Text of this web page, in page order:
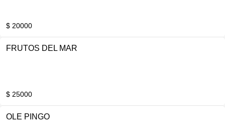
$ 20000
FRUTOS DEL MAR
$ 25000
OLE PINGO